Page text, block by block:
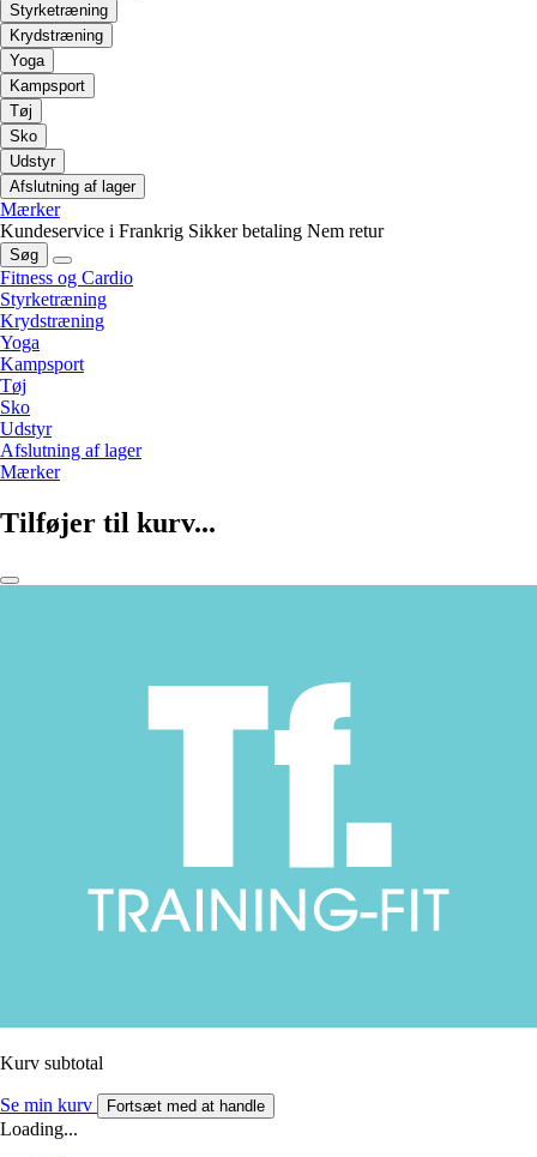
Styrketræning
Krydstræning
Yoga
Kampsport
Tøj
Sko
Udstyr
Afslutning af lager
Mærker
Kundeservice i Frankrig Sikker betaling Nem retur
Søg
Fitness og Cardio
Styrketræning
Krydstræning
Yoga
Kampsport
Tøj
Sko
Udstyr
Afslutning af lager
Mærker
Tilføjer til kurv...
Kurv subtotal
Se min kurv Fortsæt med at handle
Loading...